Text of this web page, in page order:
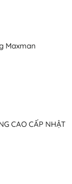
Maxman
CAO CẤP NHẬT